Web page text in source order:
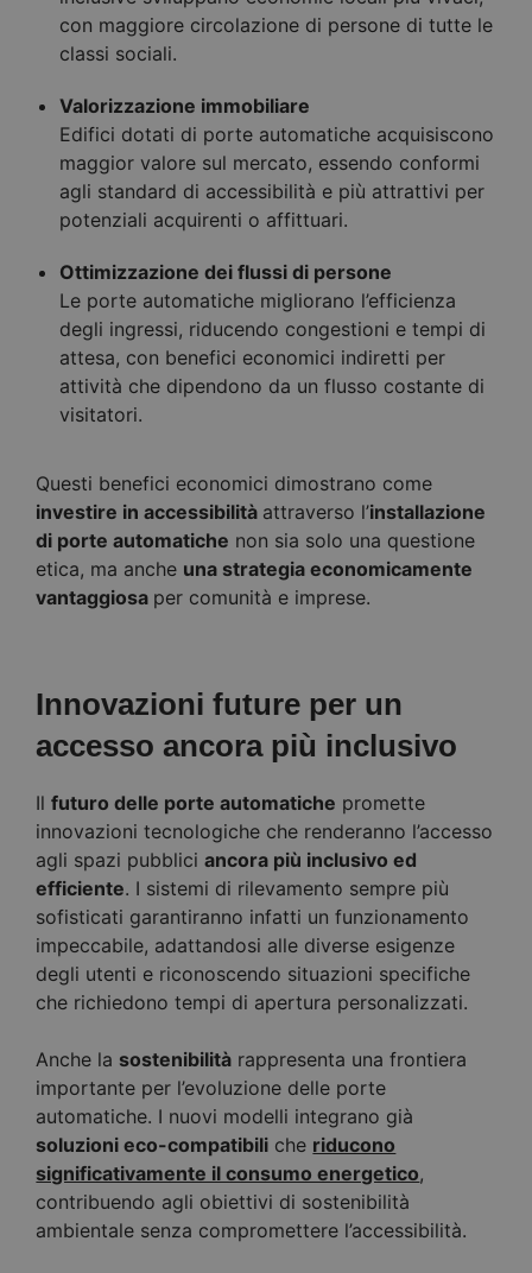
con maggiore circolazione di persone di tutte le
classi sociali.
Valorizzazione immobiliare
Edifici dotati di porte automatiche acquisiscono
maggior valore sul mercato, essendo conformi
agli standard di accessibilità e più attrattivi per
potenziali acquirenti o affittuari.
Ottimizzazione dei flussi di persone
Le porte automatiche migliorano l’efficienza
degli ingressi, riducendo congestioni e tempi di
attesa, con benefici economici indiretti per
attività che dipendono da un flusso costante di
visitatori.
Questi benefici economici dimostrano come
investire in accessibilità attraverso l’installazione
di porte automatiche non sia solo una questione
etica, ma anche una strategia economicamente
vantaggiosa per comunità e imprese.
Innovazioni future per un
accesso ancora più inclusivo
Ilfuturo delle porte automatiche promette
innovazioni tecnologiche che renderanno l’accesso
agli spazi pubbliciancora più inclusivo ed
efficiente. I sistemi di rilevamento sempre più
sofisticati garantiranno infatti un funzionamento
impeccabile, adattandosi alle diverse esigenze
degli utenti e riconoscendo situazioni specifiche
che richiedono tempi di apertura personalizzati.
Anche la sostenibilità rappresenta una frontiera
importante per l’evoluzione delle porte
automatiche. I nuovi modelli integrano già
soluzioni eco-compatibili che riducono
significativamente il consumo energetico,
contribuendo agli obiettivi di sostenibilità
ambientale senza compromettere l’accessibilità.